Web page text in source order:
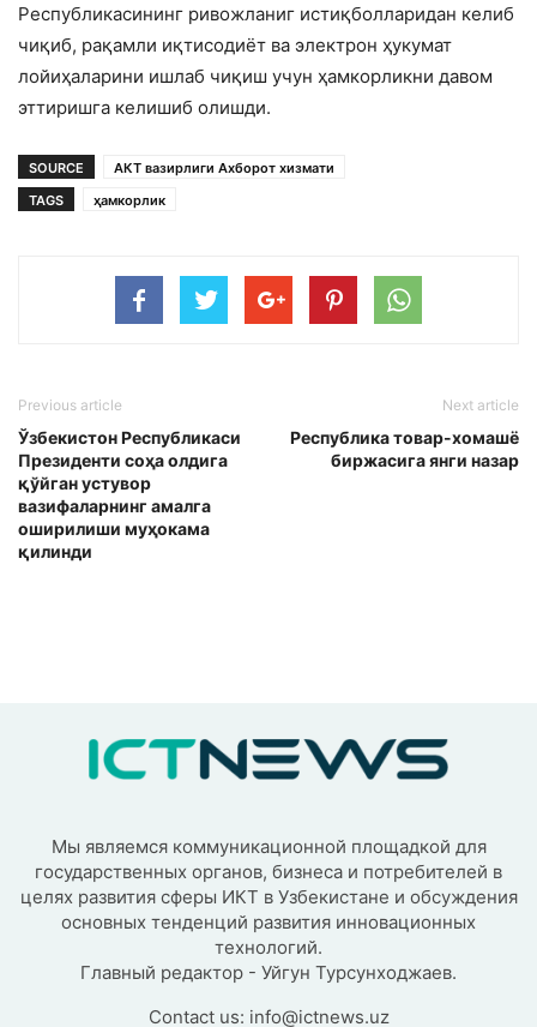
Республикасининг ривожланиг истиқболларидан келиб
чиқиб, рақамли иқтисодиёт ва электрон ҳукумат
лойиҳаларини ишлаб чиқиш учун ҳамкорликни давом
эттиришга келишиб олишди.
SOURCE
АКТ вазирлиги Ахборот хизмати
TAGS
ҳамкорлик
Previous article
Ўзбекистон Республикаси
Президенти соҳа олдига
қўйган устувор
вазифаларнинг амалга
оширилиши муҳокама
қилинди
Next article
Республика товар-хомашё
биржасига янги назар
Мы являемся коммуникационной площадкой для
государственных органов, бизнеса и потребителей в
целях развития сферы ИКТ в Узбекистане и обсуждения
основных тенденций развития инновационных
технологий.
Главный редактор - Уйгун Турсунходжаев.
Contact us: info@ictnews.uz